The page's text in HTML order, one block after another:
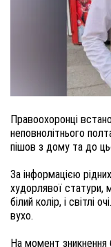
Правоохоронці
неповнолітнього
пішов з дому та до
За інформацією
худорлявої статури,
білий колір, і світлі
вухо.
На момент зникнення